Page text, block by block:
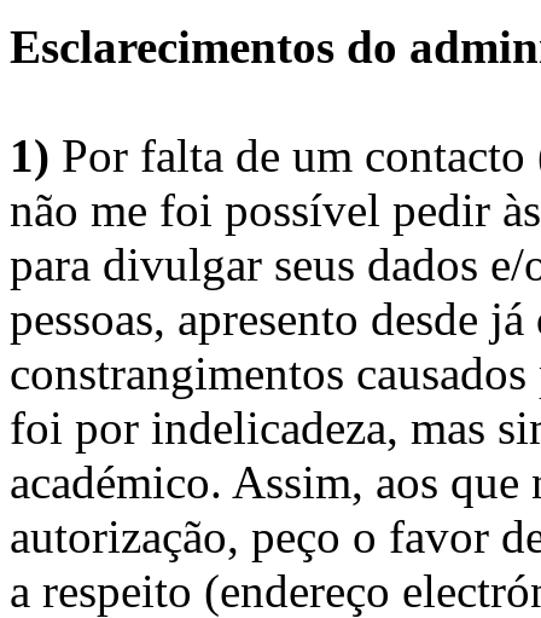
Esclarecimentos do
1) Por falta de um
não me foi possível pedir
para divulgar seus dados
pessoas, apresento desde
constrangimentos
foi por indelicadeza, mas
académico. Assim, aos
autorização, peço o favor
a respeito (endereço